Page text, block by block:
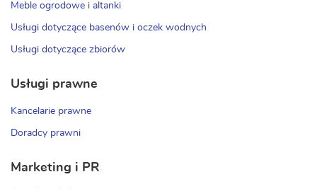
Meble ogrodowe i altanki
Usługi dotyczące basenów i oczek wodnych
Usługi dotyczące zbiorów
Usługi prawne
Kancelarie prawne
Doradcy prawni
Marketing i PR